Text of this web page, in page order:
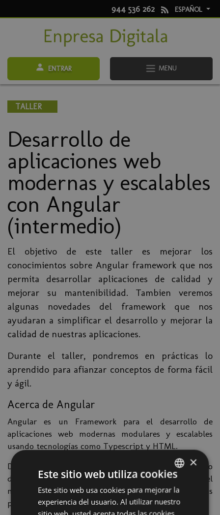
944 536 262 ESPAÑOL
ENTRAR MENU
TALLER
Desarrollo de
aplicaciones web
modernas y escalables
con Angular
(intermedio)
El objetivo de este taller es mejorar los
conocimientos sobre Angular framework que nos
permita desarrollar aplicaciones de calidad y
mejorar su mantenibilidad. Tambien veremos
algunas novedades del framework que nos
ayudaran a simplificar el desarrollo y mejorar la
calidad de nuestras aplicaciones.
Durante el taller, pondremos en prácticas lo
aprendido para afianzar conceptos de forma fácil
y ágil.
Acerca de Angular
Angular es un Framework para el desarrollo de
aplicaciones web modernas modulares y escalables
usando tecnologías como Typescript y HTML.
Desarrollado por Google, Angular cuenta con el apoyo
de una gran comunidad de desarrolladores a nivel
mundial y es actualmente uno de los frameworks más
populares para el desarrollo de aplicaciones web.
SPANISH
BASQUE
×
Este sitio web utiliza cookies
Este sitio web usa cookies para mejorar la
experiencia del usuario. Al utilizar nuestro